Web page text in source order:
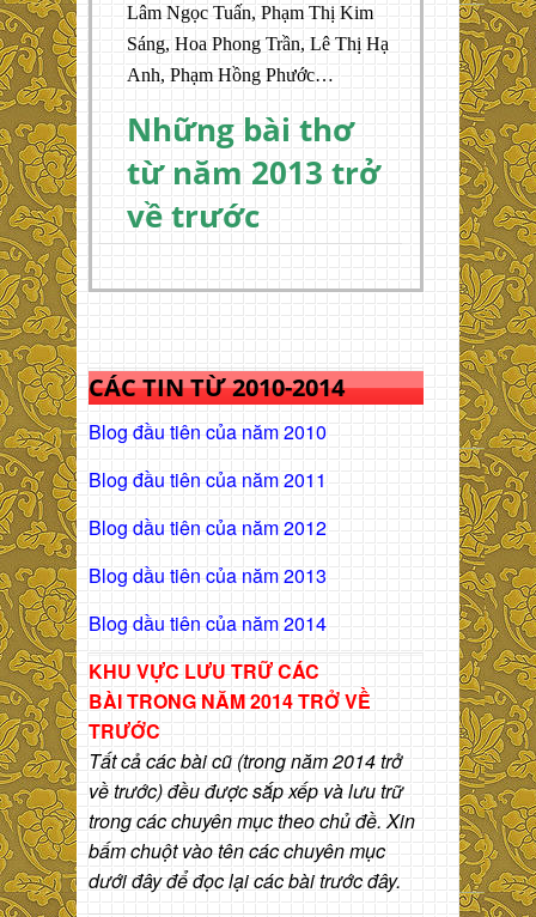
Lâm Ngọc Tuấn, Phạm Thị Kim
Sáng, Hoa Phong Trần, Lê Thị Hạ
Anh, Phạm Hồng Phước…
Những bài thơ
từ năm 2013 trở
về trước
CÁC TIN TỪ 2010-2014
Blog đầu tiên của năm 2010
Blog đầu tiên của năm 2011
Blog dầu tiên của năm 2012
Blog dầu tiên của năm 2013
Blog dầu tiên của năm 2014
KHU VỰC LƯU TRỮ CÁC
BÀITRONG NĂM 2014 TRỞ VỀ
TRƯỚC
Tất cả các bài cũ (trong năm 2014 trở
về trước) đều được sắp xếp và lưu trữ
trong các chuyên mục theo chủ đề. Xin
bấm chuột vào tên các chuyên mục
dưới đây để đọc lại các bài trước đây.